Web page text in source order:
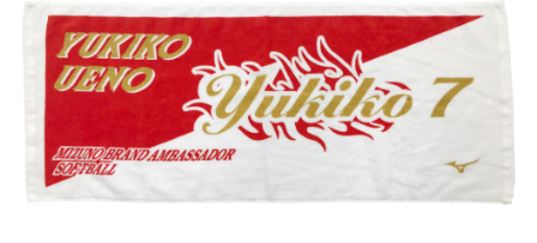
トレーニング
ゴルフ